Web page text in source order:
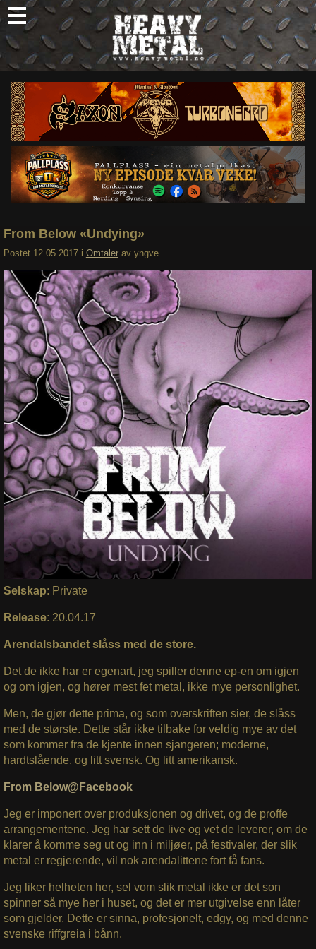
Skip
to
content
Nyheter
Omtaler
Intervjuer
Om oss
Abonner
Søk
From Below «Undying»
Postet 12.05.2017 i Omtaler av yngve
Selskap: Private
Release: 20.04.17
Arendalsbandet slåss med de store.
Det de ikke har er egenart, jeg spiller denne ep-en om igjen
og om igjen, og hører mest fet metal, ikke mye personlighet.
Men, de gjør dette prima, og som overskriften sier, de slåss
med de største. Dette står ikke tilbake for veldig mye av det
som kommer fra de kjente innen sjangeren; moderne,
hardtslående, og litt svensk. Og litt amerikansk.
From Below@Facebook
Jeg er imponert over produksjonen og drivet, og de proffe
arrangementene. Jeg har sett de live og vet de leverer, om de
klarer å komme seg ut og inn i miljøer, på festivaler, der slik
metal er regjerende, vil nok arendalittene fort få fans.
Jeg liker helheten her, sel vom slik metal ikke er det son
spinner så mye her i huset, og det er mer utgivelse enn låter
som gjelder. Dette er sinna, profesjonelt, edgy, og med denne
svenske riffgreia i bånn.